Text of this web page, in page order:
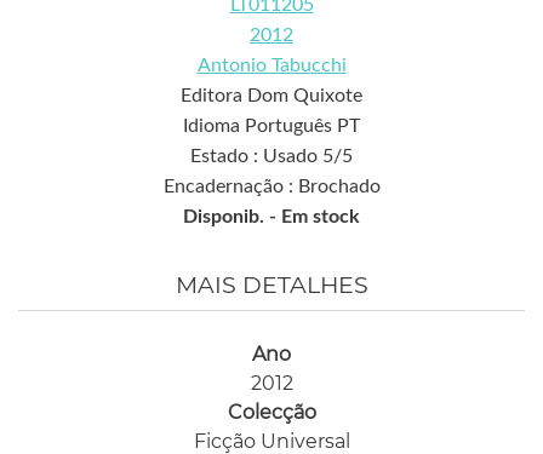
LT011205
2012
Antonio Tabucchi
Editora Dom Quixote
Idioma Português PT
Estado : Usado 5/5
Encadernação : Brochado
Disponib. - Em stock
MAIS DETALHES
Ano
2012
Colecção
Ficção Universal